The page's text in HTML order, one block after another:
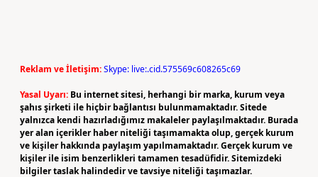
Reklam ve İletişim:Skype: live:.cid.575569c608265c69
Yasal Uyarı: Bu internet sitesi, herhangi bir marka, kurum veya
şahıs şirketi ile hiçbir bağlantısı bulunmamaktadır. Sitede
yalnızca kendi hazırladığımız makaleler paylaşılmaktadır. Burada
yer alan içerikler haber niteliği taşımamakta olup, gerçek kurum
ve kişiler hakkında paylaşım yapılmamaktadır. Gerçek kurum ve
kişiler ile isim benzerlikleri tamamen tesadüfidir. Sitemizdeki
bilgiler taslak halindedir ve tavsiye niteliği taşımazlar.